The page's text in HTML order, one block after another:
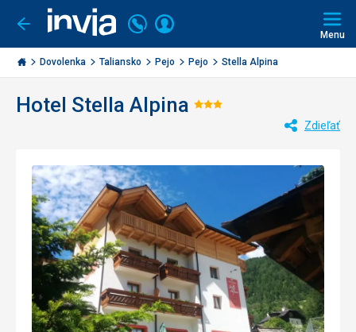
Ísť
späť
Invia.sk
Volajte
+421
2
3221
Prihlásiť
Menu
Dovolenka Taliansko Pejo Pejo Stella Alpina
Hotel Stella Alpina Hodnotenie:
Zdieľať